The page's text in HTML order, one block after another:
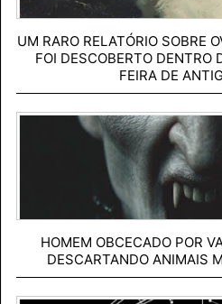
UM RARO RELATÓRIO SOBRE
FOI DESCOBERTO DENTRO
FEIRA DE
HOMEM OBCECADO POR
DESCARTANDO ANIMAIS